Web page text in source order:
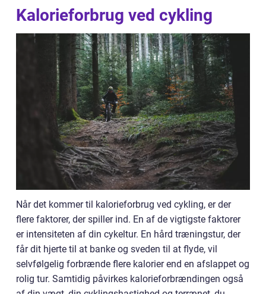
Kalorieforbrug ved cykling
Når det kommer til kalorieforbrug ved cykling, er der
flere faktorer, der spiller ind. En af de vigtigste faktorer
er intensiteten af din cykeltur. En hård træningstur, der
får dit hjerte til at banke og sveden til at flyde, vil
selvfølgelig forbrænde flere kalorier end en afslappet og
rolig tur. Samtidig påvirkes kalorieforbrændingen også